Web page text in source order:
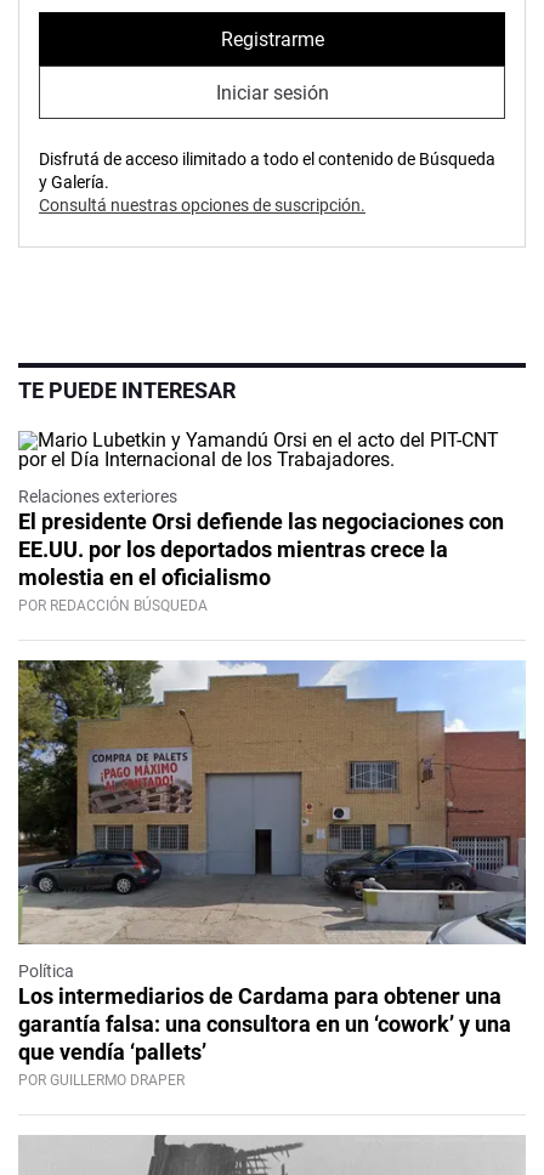
Registrarme
Iniciar sesión
Disfrutá de acceso ilimitado a todo el contenido de Búsqueda
y Galería.
Consultá nuestras opciones de suscripción.
TE PUEDE INTERESAR
Relaciones exteriores
El presidente Orsi defiende las negociaciones con
EE.UU. por los deportados mientras crece la
molestia en el oficialismo
POR REDACCIÓN BÚSQUEDA
Política
Los intermediarios de Cardama para obtener una
garantía falsa: una consultora en un ‘cowork’ y una
que vendía ‘pallets’
POR GUILLERMO DRAPER